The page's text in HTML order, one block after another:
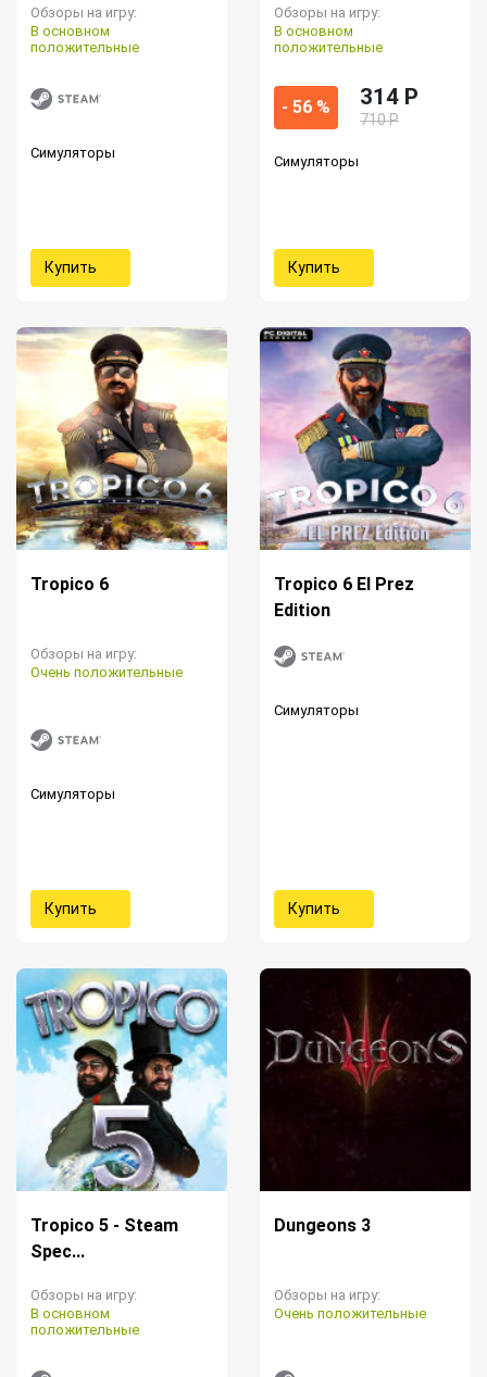
Обзоры на игру:
В основном
положительные
Симуляторы
Купить
Обзоры на игру:
В основном
положительные
- 56 % 314 P
710 Р
Симуляторы
Купить
Tropico 6
Обзоры на игру:
Очень положительные
Симуляторы
Купить
Tropico 6 El Prez
Edition
Симуляторы
Купить
Tropico 5 - Steam
Spec...
Обзоры на игру:
В основном
положительные
Dungeons 3
Обзоры на игру:
Очень положительные